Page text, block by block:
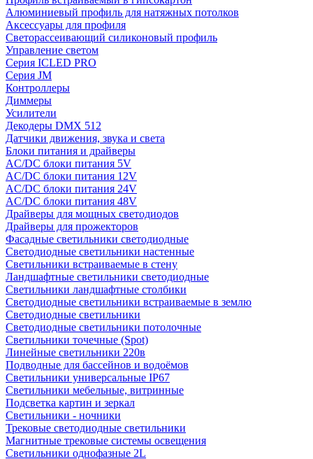
Алюминиевый профиль для натяжных потолков
Аксессуары для профиля
Светорассеивающий силиконовый профиль
Управление светом
Серия ICLED PRO
Серия JM
Контроллеры
Диммеры
Усилители
Декодеры DMX 512
Датчики движения, звука и света
Блоки питания и драйверы
AC/DC блоки питания 5V
AC/DC блоки питания 12V
AC/DC блоки питания 24V
AC/DC блоки питания 48V
Драйверы для мощных светодиодов
Драйверы для прожекторов
Фасадные светильники светодиодные
Светодиодные светильники настенные
Светильники встраиваемые в стену
Ландшафтные светильники светодиодные
Светильники ландшафтные столбики
Светодиодные светильники встраиваемые в землю
Светодиодные светильники
Светодиодные светильники потолочные
Светильники точечные (Spot)
Линейные светильники 220в
Подводные для бассейнов и водоёмов
Светильники универсальные IP67
Светильники мебельные, витринные
Подсветка картин и зеркал
Светильники - ночники
Трековые светодиодные светильники
Магнитные трековые системы освещения
Светильники однофазные 2L